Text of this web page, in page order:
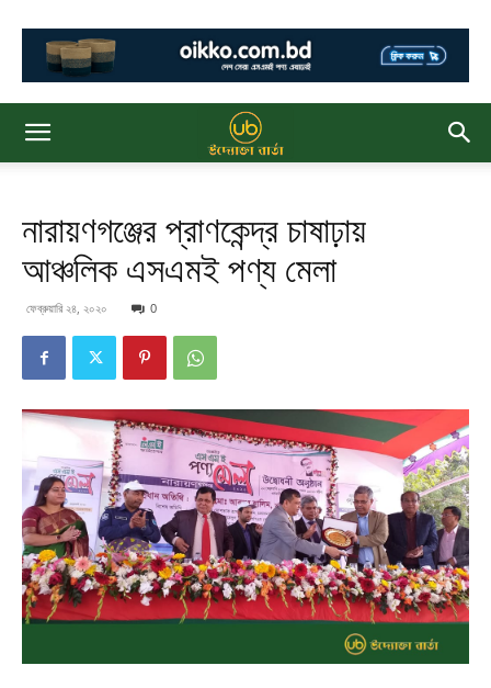
নারায়ণগঞ্জের প্রাণকেন্দ্র চাষাঢ়ায়
আঞ্চলিক এসএমই পণ্য মেলা
ফেব্রুয়ারি ২৪, ২০২০ 0